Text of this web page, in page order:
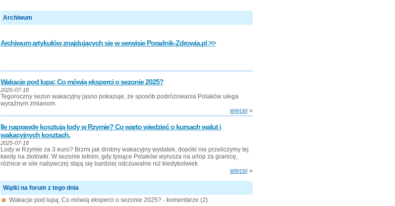
Archiwum
Archiwum artykułów znajdujących się w serwisie Poradnik-Zdrowia.pl >>
Wakacje pod lupą: Co mówią eksperci o sezonie 2025?
2025-07-18
Tegoroczny sezon wakacyjny jasno pokazuje, że sposób podróżowania Polaków ulega
wyraźnym zmianom.
więcej »
Ile naprawdę kosztują lody w Rzymie? Co warto wiedzieć o kursach walut i
wakacyjnych kosztach.
2025-07-18
Lody w Rzymie za 3 euro? Brzmi jak drobny wakacyjny wydatek, dopóki nie przeliczymy tej
kwoty na złotówki. W sezonie letnim, gdy tysiące Polaków wyrusza na urlop za granicę,
różnice w sile nabywczej stają się bardziej odczuwalne niż kiedykolwiek.
więcej »
Wątki na forum z tego dnia
Wakacje pod lupą: Co mówią eksperci o sezonie 2025? - komentarze (2)